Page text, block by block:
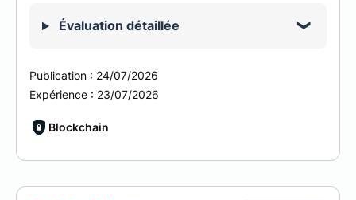
Évaluation détaillée
Publication : 24/07/2026
Expérience : 23/07/2026
Blockchain